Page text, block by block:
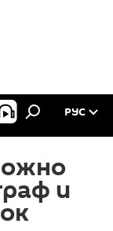
РУС
и